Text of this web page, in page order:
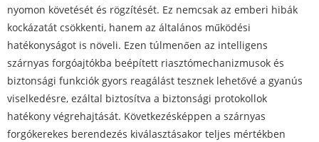
nyomon követését és rögzítését. Ez nemcsak az emberi hibák
kockázatát csökkenti, hanem az általános működési
hatékonyságot is növeli. Ezen túlmenően az intelligens
szárnyas forgóajtókba beépített riasztómechanizmusok és
biztonsági funkciók gyors reagálást tesznek lehetővé a gyanús
viselkedésre, ezáltal biztosítva a biztonsági protokollok
hatékony végrehajtását. Következésképpen a szárnyas
forgókerekes berendezés kiválasztásakor teljes mértékben